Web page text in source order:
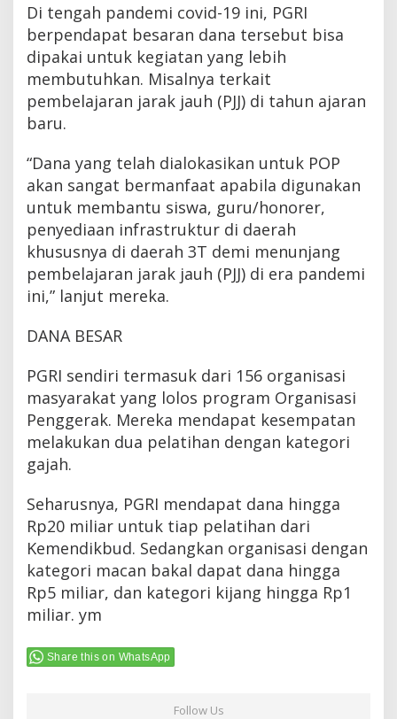
Di tengah pandemi covid-19 ini, PGRI
berpendapat besaran dana tersebut bisa
dipakai untuk kegiatan yang lebih
membutuhkan. Misalnya terkait
pembelajaran jarak jauh (PJJ) di tahun ajaran
baru.
“Dana yang telah dialokasikan untuk POP
akan sangat bermanfaat apabila digunakan
untuk membantu siswa, guru/honorer,
penyediaan infrastruktur di daerah
khususnya di daerah 3T demi menunjang
pembelajaran jarak jauh (PJJ) di era pandemi
ini,” lanjut mereka.
DANA BESAR
PGRI sendiri termasuk dari 156 organisasi
masyarakat yang lolos program Organisasi
Penggerak. Mereka mendapat kesempatan
melakukan dua pelatihan dengan kategori
gajah.
Seharusnya, PGRI mendapat dana hingga
Rp20 miliar untuk tiap pelatihan dari
Kemendikbud. Sedangkan organisasi dengan
kategori macan bakal dapat dana hingga
Rp5 miliar, dan kategori kijang hingga Rp1
miliar. ym
Share this on WhatsApp
Follow Us